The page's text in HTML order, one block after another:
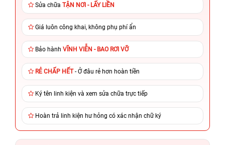
Sửa chữa TẬN NƠI - LẤY LIỀN
Giá luôn công khai, không phụ phí ẩn
Bảo hành VĨNH VIỄN - BAO RƠI VỠ
RẺ CHẤP HẾT- Ở đâu rẻ hơn hoàn tiền
Ký tên linh kiện và xem sửa chữa trực tiếp
Hoàn trả linh kiện hư hỏng có xác nhận chữ ký